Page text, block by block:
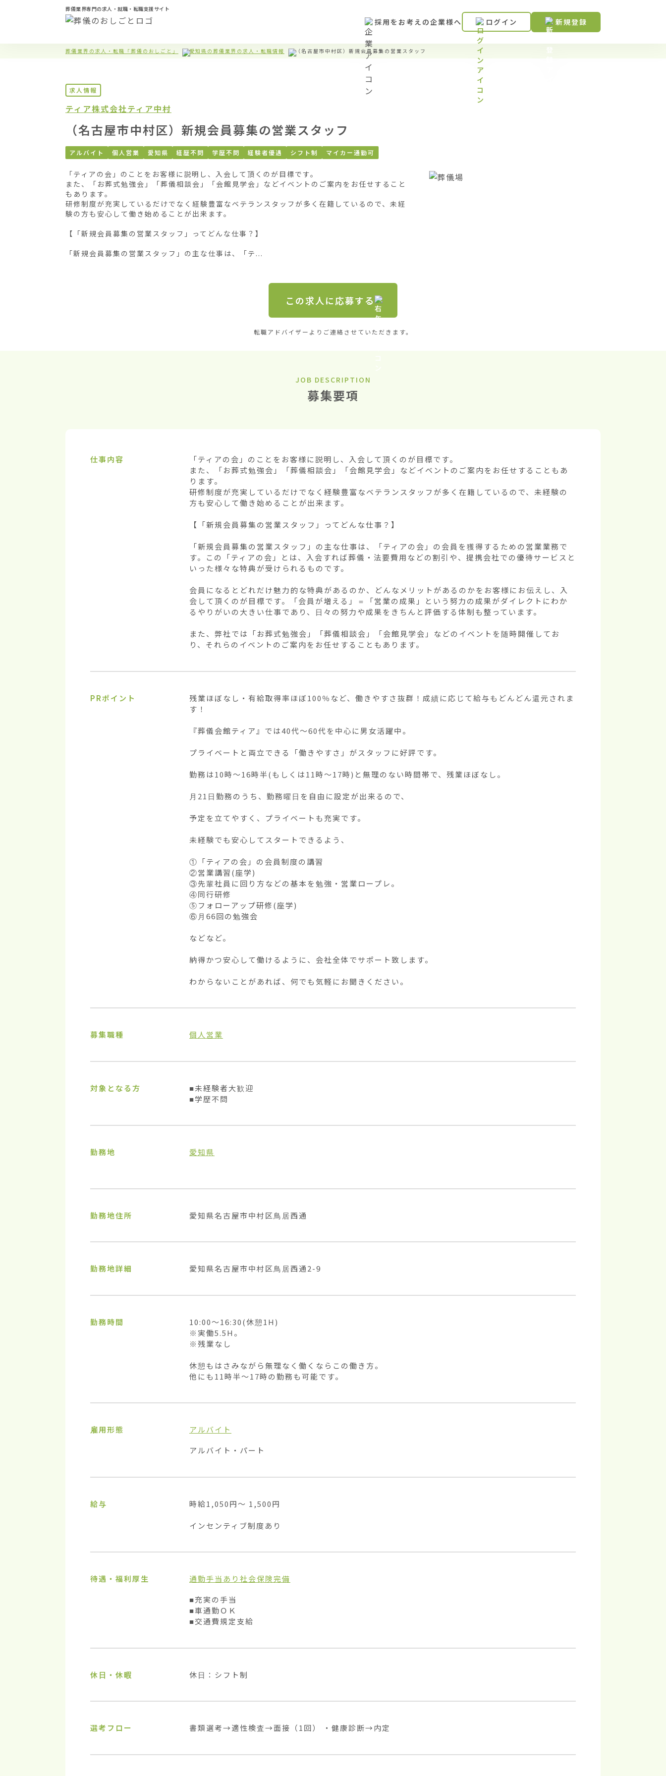
葬儀業界専門の求人・就職・転職支援サイト
採用をお考えの企業様へ ログイン 新規登録
葬儀業界の求人・転職「葬儀のおしごと」 愛知県の葬儀業界の求人・転職情報 （名古屋市中村区）新規会員募集の営業スタッフ
求人情報
ティア株式会社ティア中村
（名古屋市中村区）新規会員募集の営業スタッフ
アルバイト 個人営業 愛知県 経歴不問 学歴不問 経験者優遇 シフト制 マイカー通勤可
「ティアの会」のことをお客様に説明し、入会して頂くのが目標です。
また、「お葬式勉強会」「葬儀相談会」「会館見学会」などイベントのご案内をお任せすること
もあります。
研修制度が充実しているだけでなく経験豊富なベテランスタッフが多く在籍しているので、未経
験の方も安心して働き始めることが出来ます。
【「新規会員募集の営業スタッフ」ってどんな仕事？】
「新規会員募集の営業スタッフ」の主な仕事は、「テ...
この求人に応募する
転職アドバイザーよりご連絡させていただきます。
JOB DESCRIPTION
募集要項
仕事内容
「ティアの会」のことをお客様に説明し、入会して頂くのが目標です。
また、「お葬式勉強会」「葬儀相談会」「会館見学会」などイベントのご案内をお任せすることもあ
ります。
研修制度が充実しているだけでなく経験豊富なベテランスタッフが多く在籍しているので、未経験の
方も安心して働き始めることが出来ます。
【「新規会員募集の営業スタッフ」ってどんな仕事？】
「新規会員募集の営業スタッフ」の主な仕事は、「ティアの会」の会員を獲得するための営業業務で
す。この「ティアの会」とは、入会すれば葬儀・法要費用などの割引や、提携会社での優待サービスと
いった様々な特典が受けられるものです。
会員になるとどれだけ魅力的な特典があるのか、どんなメリットがあるのかをお客様にお伝えし、入
会して頂くのが目標です。「会員が増える」＝「営業の成果」という努力の成果がダイレクトにわか
るやりがいの大きい仕事であり、日々の努力や成果をきちんと評価する体制も整っています。
また、弊社では「お葬式勉強会」「葬儀相談会」「会館見学会」などのイベントを随時開催してお
り、それらのイベントのご案内をお任せすることもあります。
PRポイント
残業ほぼなし・有給取得率ほぼ100％など、働きやすさ抜群！成績に応じて給与もどんどん還元されま
す！
『葬儀会館ティア』では40代〜60代を中心に男女活躍中。
プライベートと両立できる「働きやすさ」がスタッフに好評です。
勤務は10時〜16時半(もしくは11時〜17時)と無理のない時間帯で、残業ほぼなし。
月21日勤務のうち、勤務曜日を自由に設定が出来るので、
予定を立てやすく、プライベートも充実です。
未経験でも安心してスタートできるよう、
①「ティアの会」の会員制度の講習
②営業講習(座学)
③先輩社員に回り方などの基本を勉強・営業ロープレ。
④同行研修
⑤フォローアップ研修(座学)
⑥月66回の勉強会
などなど。
納得かつ安心して働けるように、会社全体でサポート致します。
わからないことがあれば、何でも気軽にお聞きください。
募集職種 個人営業
対象となる方
■未経験者大歓迎
■学歴不問
勤務地 愛知県
勤務地住所 愛知県名古屋市中村区鳥居西通
勤務地詳細 愛知県名古屋市中村区鳥居西通2-9
勤務時間
10:00〜16:30(休憩1H)
※実働5.5H。
※残業なし
休憩もはさみながら無理なく働くならこの働き方。
他にも11時半〜17時の勤務も可能です。
雇用形態
アルバイト
アルバイト・パート
給与 時給1,050円〜 1,500円
インセンティブ制度あり
待遇・福利厚生 通勤手当あり 社会保険完備
■充実の手当
■車通勤ＯＫ
■交通費規定支給
休日・休暇 休日：シフト制
選考フロー 書類選考→適性検査→面接（1回） ・健康診断→内定